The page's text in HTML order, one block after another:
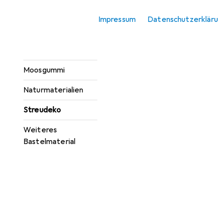
Impressum
Moosgummi
Naturmaterialien
Streudeko
Weiteres
Bastelmaterial